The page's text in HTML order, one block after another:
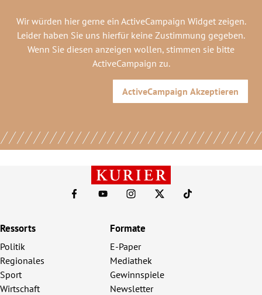
Wir würden hier gerne ein ActiveCampaign Widgetzeigen.
Leider haben Sie uns hierfür keine Zustimmung gegeben.
Wenn Sie diesen anzeigen wollen, stimmen sie bitte
ActiveCampaign zu.
ActiveCampaign Akzeptieren
Ressorts
Politik
Regionales
Sport
Wirtschaft
Formate
E-Paper
Mediathek
Gewinnspiele
Newsletter